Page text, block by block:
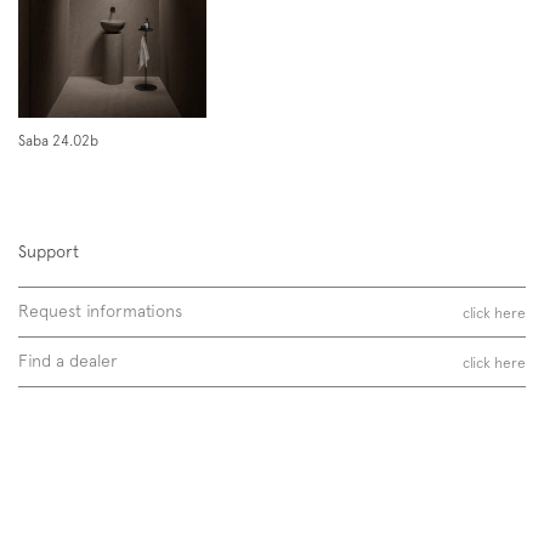
essenze opache
column
Saba 24.02b
Support
Request informations click here
Find a dealer click here